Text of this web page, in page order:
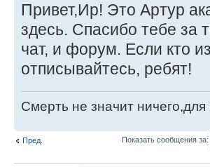
Привет,Ир! Это Артур
здесь. Спасибо тебе за
чат, и форум. Если кто
отписывайтесь, ребят!
Смерть не значит
Пред. Показать сообщения за: